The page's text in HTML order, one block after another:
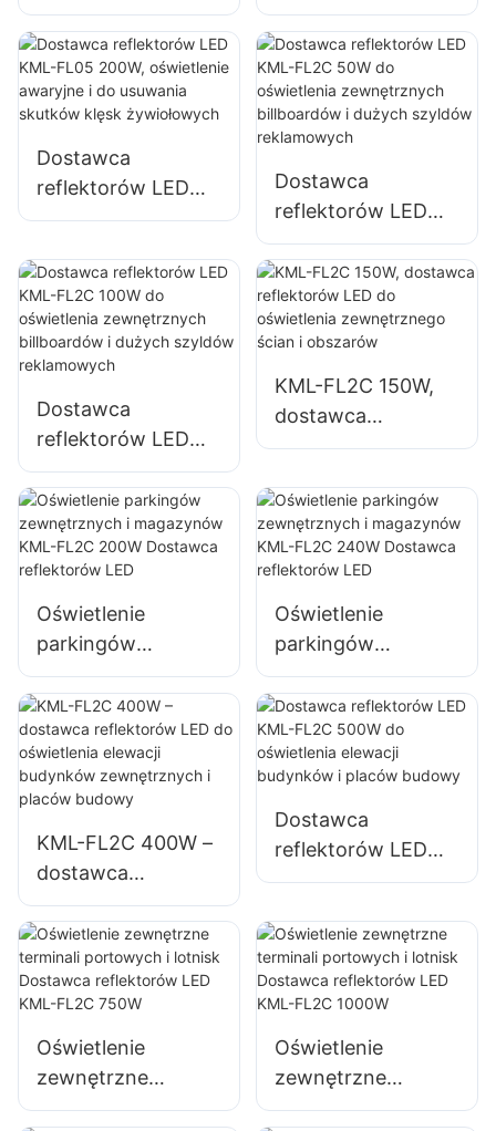
dostawca do
oświetlenia elewacji
budynków i placów
budowy
oświetleniowy do
oświetlenia
parkingów i
powierzchni
magazynowych
Dostawca
reflektorów LED
KML-FL05 200W,
awaryjne i do
usuwania skutków
klęsk żywiołowych
Dostawca
reflektorów LED
KML-FL2C 50W do
oświetlenia
zewnętrznych
billboardów i
reklamowych
Dostawca
reflektorów LED
KML-FL2C 100W
do oświetlenia
zewnętrznych
billboardów i
reklamowych
KML-FL2C 150W,
dostawca
reflektorów LED do
zewnętrznego
ścian i obszarów
Oświetlenie
parkingów
zewnętrznych i
magazynów KML-
FL2C 200W
Dostawca
reflektorów LED
Oświetlenie
parkingów
zewnętrznych i
magazynów KML-
FL2C 240W
Dostawca
KML-FL2C 400W –
dostawca
reflektorów LED do
oświetlenia elewacji
budynków
zewnętrznych i
Dostawca
reflektorów LED
KML-FL2C 500W
elewacji budynków
i placów budowy
Oświetlenie
zewnętrzne
terminali
Oświetlenie
zewnętrzne
terminali